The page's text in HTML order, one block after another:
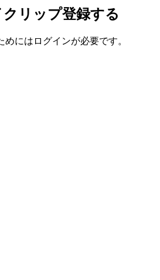
リップ登録する
にはログインが必要です。